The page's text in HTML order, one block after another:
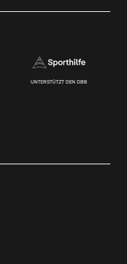
UNTERSTÜTZT DEN DBB